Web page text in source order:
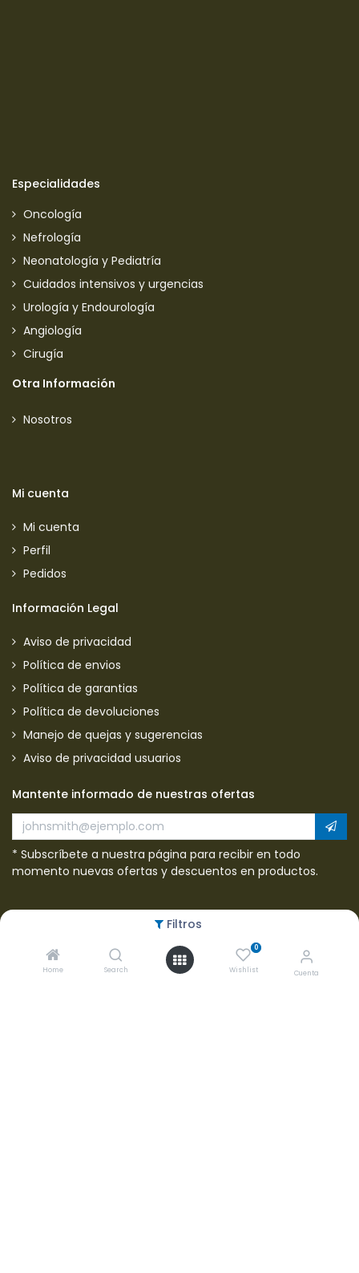
Filtros
Home Search
0
Wishlist Cuenta
Especialidades
Oncología
Nefrología
Neonatología y Pediatría
Cuidados intensivos y urgencias
Urología y Endourología
Angiología
Cirugía
Otra Información
Nosotros
Mi cuenta
Mi cuenta
Perfil
Pedidos
Información Legal
Aviso de privacidad
Política de envios
Política de garantias
Política de devoluciones
Manejo de quejas y sugerencias
Aviso de privacidad usuarios
Mantente informado de nuestras ofertas
* Subscríbete a nuestra página para recibir en todo
momento nuevas ofertas y descuentos en productos.